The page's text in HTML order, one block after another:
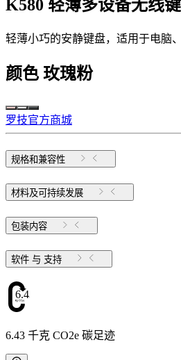
K580 轻薄多设备无线
轻薄小巧的安静键盘，适用于电脑
颜色 玫瑰粉
罗技官方商城
规格和兼容性
材料及可持续发展
包装内容
软件 与 支持
6.43
6.43 千克 CO2e 碳足迹